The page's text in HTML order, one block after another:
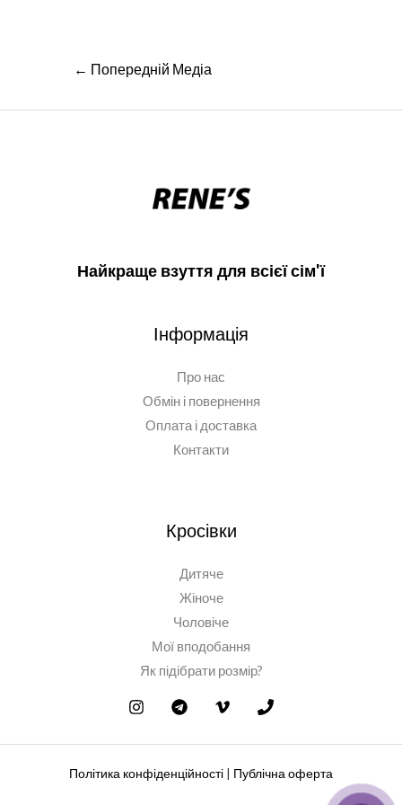
Навігація
← Попередній Медіа
Найкраще взуття для всієї сім'ї
Інформація
Про нас
Обмін і повернення
Оплата і доставка
Контакти
Кросівки
Дитяче
Жіноче
Чоловіче
Мої вподобання
Як підібрати розмір?
Політика конфіденційності Публічна оферта